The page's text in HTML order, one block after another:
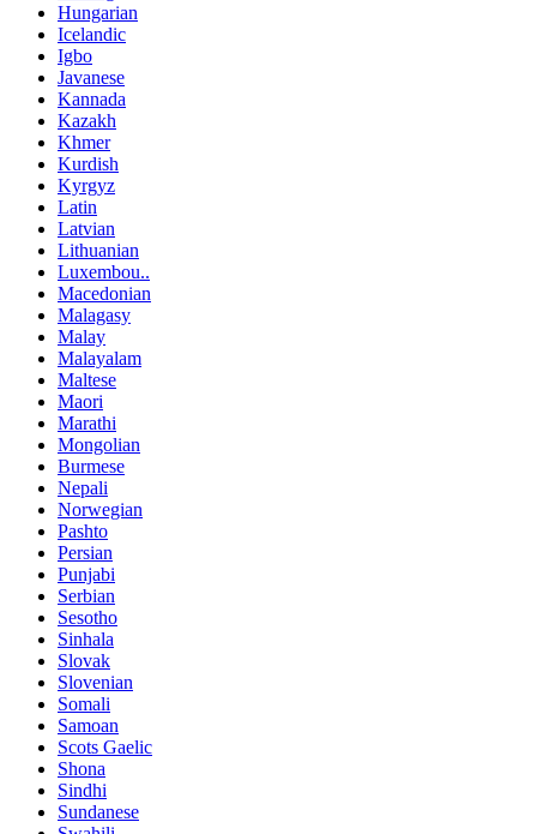
Hungarian
Icelandic
Igbo
Javanese
Kannada
Kazakh
Khmer
Kurdish
Kyrgyz
Latin
Latvian
Lithuanian
Luxembou..
Macedonian
Malagasy
Malay
Malayalam
Maltese
Maori
Marathi
Mongolian
Burmese
Nepali
Norwegian
Pashto
Persian
Punjabi
Serbian
Sesotho
Sinhala
Slovak
Slovenian
Somali
Samoan
Scots Gaelic
Shona
Sindhi
Sundanese